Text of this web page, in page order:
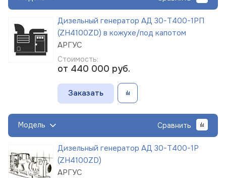
Дизельный генератор АД 30-Т400-1РП
(ZH4100ZD) в кожухе/под капотом
АРГУС
Стоимость:
от 440 000 руб.
Заказать
Модель Сравнить
Дизельный генератор АД 30-Т400-1Р
(ZH4100ZD)
АРГУС